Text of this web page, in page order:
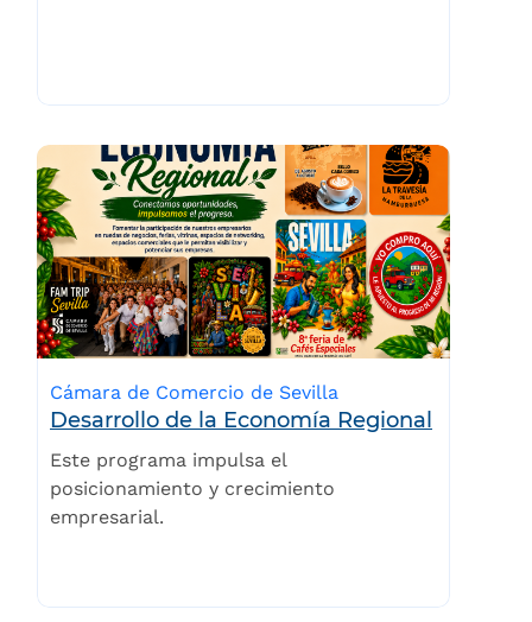
Cámara de Comercio de Sevilla
Desarrollo de la Economía Regional
Este programa impulsa el
posicionamiento y crecimiento
empresarial.